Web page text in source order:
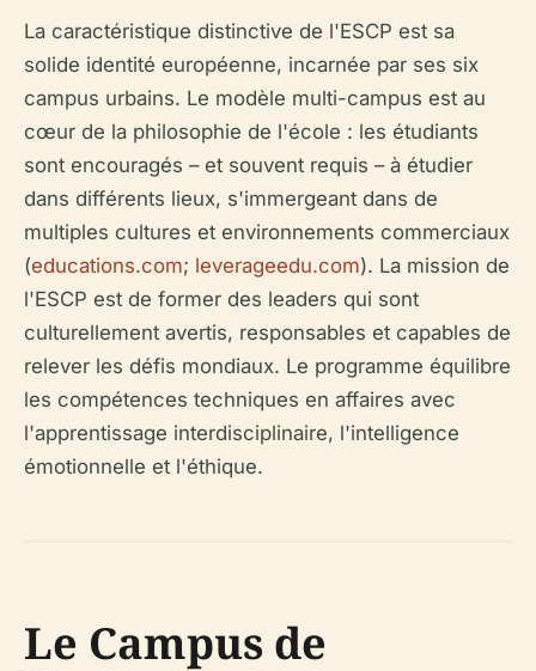
La caractéristique distinctive de l'ESCP est sa
solide identité européenne, incarnée par ses six
campus urbains. Le modèle multi-campus est au
cœur de la philosophie de l'école : les étudiants
sont encouragés – et souvent requis – à étudier
dans différents lieux, s'immergeant dans de
multiples cultures et environnements commerciaux
(educations.com; leverageedu.com). La mission de
l'ESCP est de former des leaders qui sont
culturellement avertis, responsables et capables de
relever les défis mondiaux. Le programme équilibre
les compétences techniques en affaires avec
l'apprentissage interdisciplinaire, l'intelligence
émotionnelle et l'éthique.
Le Campus de